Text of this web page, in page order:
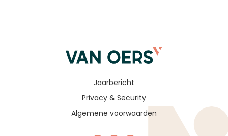
Algemene voorwaarden
Privacy & Security
Jaarbericht